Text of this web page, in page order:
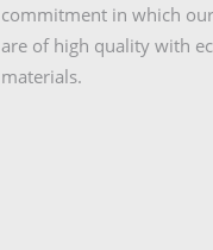
commitment in which
are of high quality with
materials.